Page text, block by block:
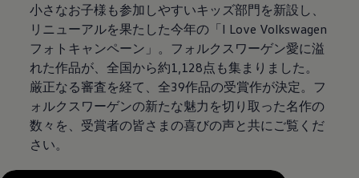
小さなお子様も参加しやすいキッズ部門を新設し、
リニューアルを果たした今年の「I Love Volkswagen
フォトキャンペーン」。フォルクスワーゲン愛に溢
れた作品が、全国から約1,128点も集まりました。
厳正なる審査を経て、全39作品の受賞作が決定。フ
ォルクスワーゲンの新たな魅力を切り取った名作の
数々を、受賞者の皆さまの喜びの声と共にご覧くだ
さい。